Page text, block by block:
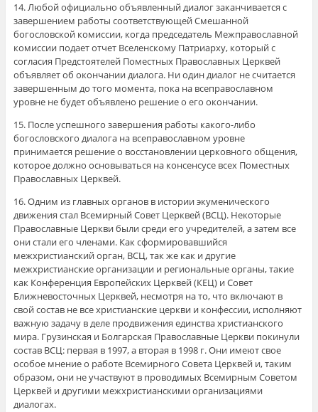
14. Любой официально объявленный диалог заканчивается с
завершением работы соответствующей Смешанной
богословской комиссии, когда председатель Межправославной
комиссии подает отчет Вселенскому Патриарху, который с
согласия Предстоятелей Поместных Православных Церквей
объявляет об окончании диалога. Ни один диалог не считается
завершенным до того момента, пока на всеправославном
уровне не будет объявлено решение о его окончании.
15. После успешного завершения работы какого-либо
богословского диалога на всеправославном уровне
принимается решение о восстановлении церковного общения,
которое должно основываться на консенсусе всех Поместных
Православных Церквей.
16. Одним из главных органов в истории экуменического
движения стал Всемирный Совет Церквей (ВСЦ). Некоторые
Православные Церкви были среди его учредителей, а затем все
они стали его членами. Как сформировавшийся
межхристианский орган, ВСЦ, так же как и другие
межхристианские организации и региональные органы, такие
как Конференция Европейских Церквей (КЕЦ) и Совет
Ближневосточных Церквей, несмотря на то, что включают в
свой состав не все христианские церкви и конфессии, исполняют
важную задачу в деле продвижения единства христианского
мира. Грузинская и Болгарская Православные Церкви покинули
состав ВСЦ: первая в 1997, а вторая в 1998 г. Они имеют свое
особое мнение о работе Всемирного Совета Церквей и, таким
образом, они не участвуют в проводимых Всемирным Советом
Церквей и другими межхристианскими организациями
диалогах.